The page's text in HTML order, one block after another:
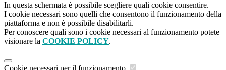
In questa schermata è possibile scegliere quali cookie consentire.
I cookie necessari sono quelli che consentono il funzionamento della
piattaforma e non è possibile disabilitarli.
Per conoscere quali sono i cookie necessari al funzionamento potete
visionare la COOKIE POLICY.
Cookie necessari per il funzionamento